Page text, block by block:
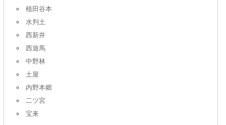
植田谷本
水判土
西新井
西遊馬
中野林
土屋
内野本郷
二ツ宮
宝来